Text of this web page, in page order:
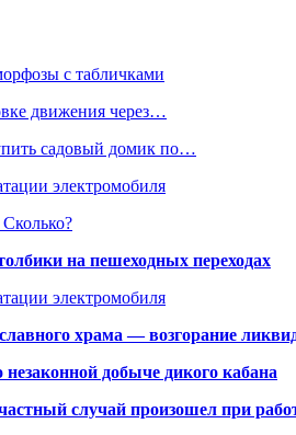
с табличками
движения через…
садовый домик по…
электромобиля
на пешеходных переходах
электромобиля
храма — возгорание
добыче дикого кабана
случай произошел при